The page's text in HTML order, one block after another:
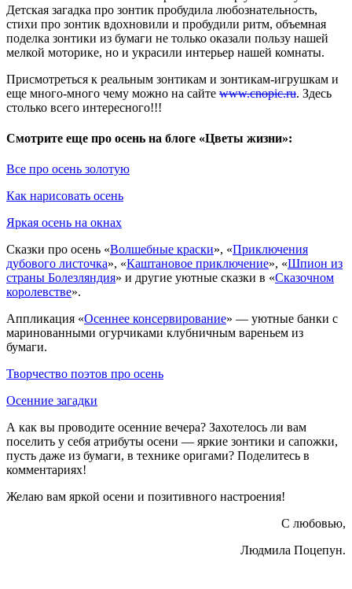
Детская загадка про зонтик пробудила любознательность,
стихи про зонтик вдохновили и пробудили ритм, объемная
поделка зонтики из бумаги не только оказали пользу нашей
мелкой моторике, но и украсили интерьер нашей комнаты.
Присмотреться к реальным зонтикам и зонтикам-игрушкам и
еще много-много чему можно на сайте www.cnopic.ru. Здесь
столько всего интересного!!!
Смотрите еще про осень на блоге «Цветы жизни»:
Все про осень золотую
Как нарисовать осень
Яркая осень на окнах
Сказки про осень «Волшебные краски», «Приключения
дубового листочка», «Каштановое приключение», «Шпион из
страны Болезляндия» и другие уютные сказки в «Сказочном
королевстве».
Аппликация «Осеннее консервирование» — уютные банки с
маринованными огурчиками клубничным вареньем из
бумаги.
Творчество поэтов про осень
Осенние загадки
А как вы проводите осенние вечера? Захотелось ли вам
поселить у себя атрибуты осени — яркие зонтики и сапожки,
пусть даже из бумаги, в технике оригами? Поделитесь в
комментариях!
Желаю вам яркой осени и позитивного настроения!
С любовью,
Людмила Поцепун.